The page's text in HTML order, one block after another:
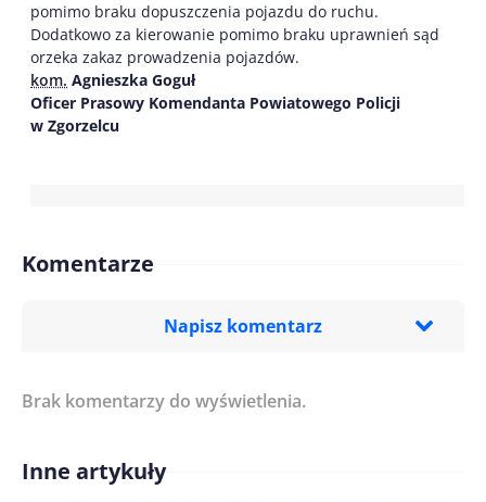
pomimo braku dopuszczenia pojazdu do ruchu.
Dodatkowo za kierowanie pomimo braku uprawnień sąd
orzeka zakaz prowadzenia pojazdów.
kom. Agnieszka Goguł
Oficer Prasowy Komendanta Powiatowego Policji
w Zgorzelcu
Komentarze
Napisz komentarz
Treść komentarza*
Imię/ Nick*
Brak komentarzy do wyświetlenia.
Inne artykuły